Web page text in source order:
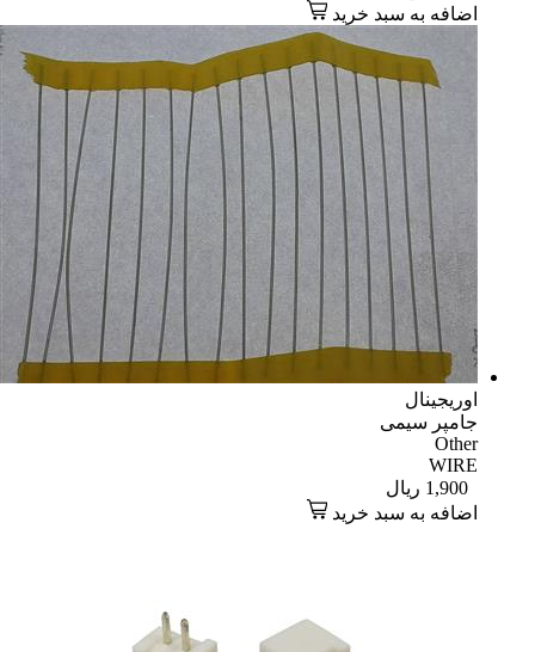
اضافه به سبد خرید
اوریجینال
جامپر سیمی
Other
WIRE
1,900 ریال
اضافه به سبد خرید